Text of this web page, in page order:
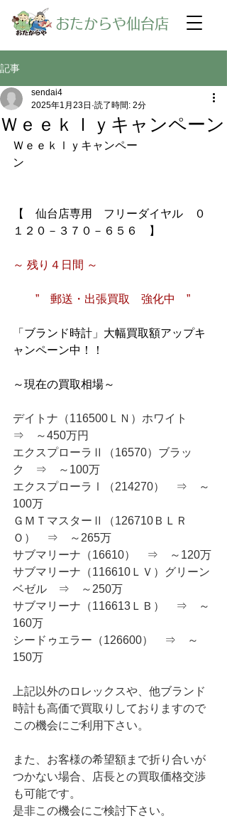
​おたからや仙台店
記事
Ｗｅｅｋｌｙキャンペーン
sendai4
2025年1月23日 読了時間: 2分
Ｗｅｅｋｌｙキャンペー
ン
【　仙台店専用　フリーダイヤル　０
１２０－３７０－６５６　】
～ 残り４日間 ～
”　郵送・出張買取　強化中　”
「ブランド時計」大幅買取額アップキ
ャンペーン中！！
～現在の買取相場～
デイトナ（116500ＬＮ）ホワイト
⇒　～450万円
エクスプローラⅡ（16570）ブラッ
ク　⇒　～100万
エクスプローラⅠ（214270）　⇒　～
100万
ＧＭＴマスターⅡ（126710ＢＬＲ
Ｏ）　⇒　～265万
サブマリーナ（16610）　⇒　～120万
サブマリーナ（116610ＬＶ）グリーン
ベゼル　⇒　～250万
サブマリーナ（116613ＬＢ）　⇒　～
160万
シードゥエラー（126600）　⇒　～
150万
上記以外のロレックスや、他ブランド
時計も高価で買取りしておりますので
この機会にご利用下さい。
また、お客様の希望額まで折り合いが
つかない場合、店長との買取価格交渉
も可能です。
是非この機会にご検討下さい。